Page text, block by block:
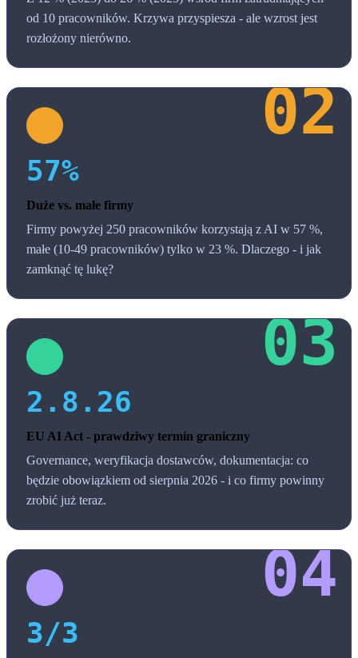
od 10 pracowników. Krzywa przyspiesza - ale wzrost jest
rozłożony nierówno.
57%
Duże vs. małe firmy
Firmy powyżej 250 pracowników korzystają z AI w 57 %,
małe (10-49 pracowników) tylko w 23 %. Dlaczego - i jak
zamknąć tę lukę?
2.8.26
EU AI Act - prawdziwy termin graniczny
Governance, weryfikacja dostawców, dokumentacja: co
będzie obowiązkiem od sierpnia 2026 - i co firmy powinny
zrobić już teraz.
3/3